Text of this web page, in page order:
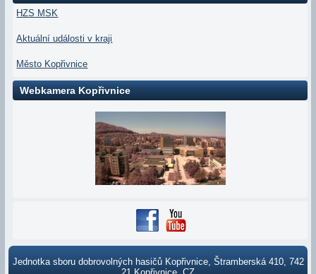
HZS MSK
Aktuální události v kraji
Město Kopřivnice
Webkamera Kopřivnice
Jednotka sboru dobrovolných hasičů Kopřivnice, Štramberská 410, 742